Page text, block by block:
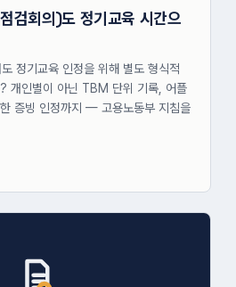
검회의)도 정기교육 시간으
정기교육 인정을 위해 별도 형식적
개인별이 아닌 TBM 단위 기록, 어플
한 증빙 인정까지 — 고용노동부 지침을